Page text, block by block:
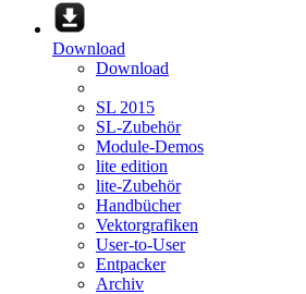
Download
Download
SL 2015
SL-Zubehör
Module-Demos
lite edition
lite-Zubehör
Handbücher
Vektorgrafiken
User-to-User
Entpacker
Archiv